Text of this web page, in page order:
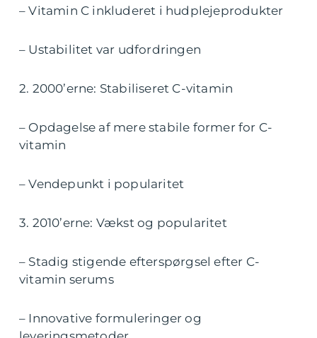
– Vitamin C inkluderet i hudplejeprodukter
– Ustabilitet var udfordringen
2. 2000’erne: Stabiliseret C-vitamin
– Opdagelse af mere stabile former for C-
vitamin
– Vendepunkt i popularitet
3. 2010’erne: Vækst og popularitet
– Stadig stigende efterspørgsel efter C-
vitamin serums
– Innovative formuleringer og